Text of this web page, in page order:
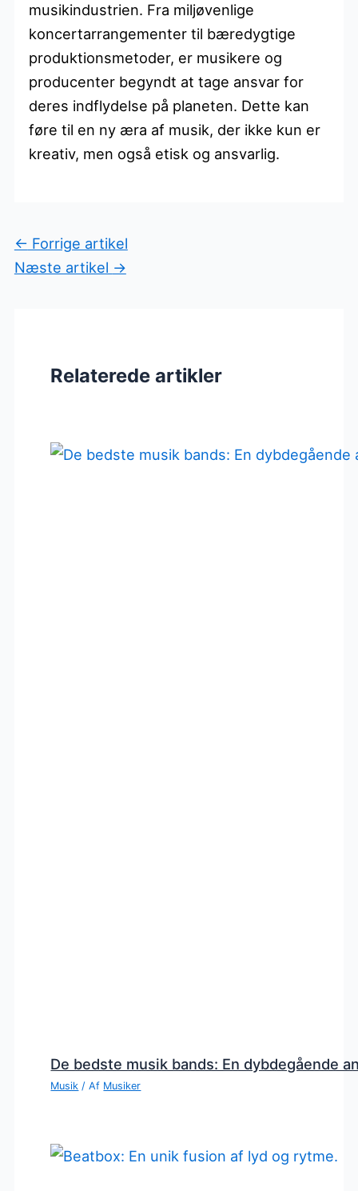
musikindustrien. Fra miljøvenlige
koncertarrangementer til bæredygtige
produktionsmetoder, er musikere og
producenter begyndt at tage ansvar for
deres indflydelse på planeten. Dette kan
føre til en ny æra af musik, der ikke kun er
kreativ, men også etisk og ansvarlig.
← Forrige artikel
Næste artikel →
Relaterede artikler
De bedste musik bands: En dybdegående
Musik / Af Musiker